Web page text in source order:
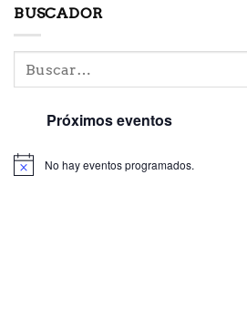
BUSCADOR
Próximos eventos
No hay eventos programados.